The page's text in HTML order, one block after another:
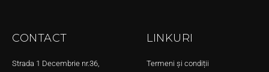
CONTACT
Strada 1 Decembrie nr.36,
LINKURI
Termeni și condiții